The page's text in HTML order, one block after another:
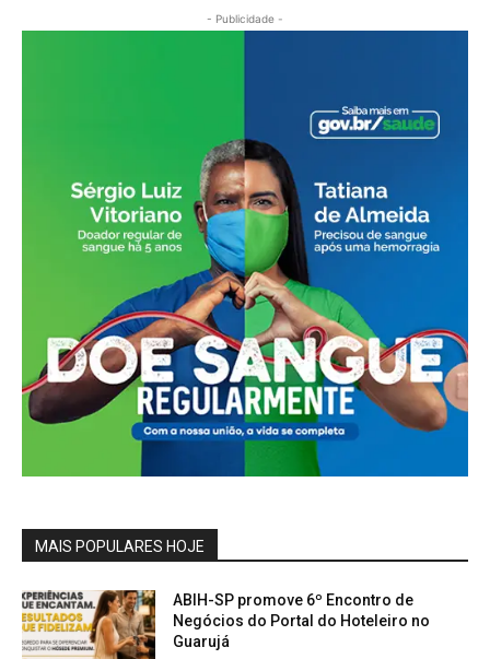
- Publicidade -
MAIS POPULARES HOJE
ABIH-SP promove 6º Encontro de
Negócios do Portal do Hoteleiro no
Guarujá